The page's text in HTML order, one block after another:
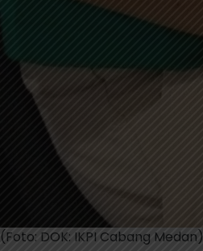
(Foto: DOK: IKPI Cabang Medan)